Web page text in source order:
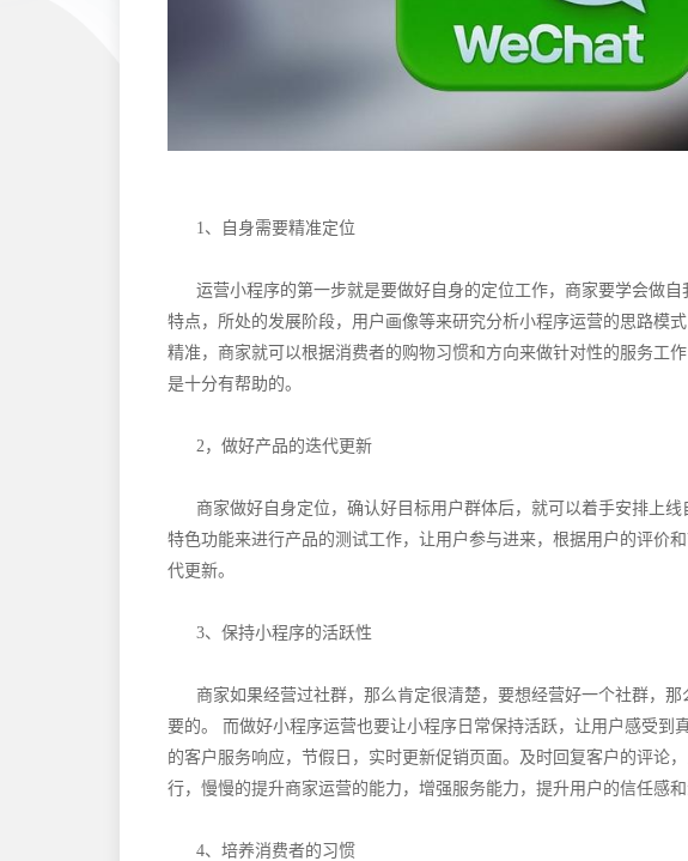
1、自身需要精准定位
运营小程序的第一步就是要做好自身的定位工作，商家要学会做
特点，所处的发展阶段，用户画像等来研究分析小程序运营的思路模
精准，商家就可以根据消费者的购物习惯和方向来做针对性的服务工
是十分有帮助的。
2，做好产品的迭代更新
商家做好自身定位，确认好目标用户群体后，就可以着手安排上
特色功能来进行产品的测试工作，让用户参与进来，根据用户的评价
代更新。
3、保持小程序的活跃性
商家如果经营过社群，那么肯定很清楚，要想经营好一个社群，
要的。
而做好小程序运营也要让小程序日常保持活跃，让用户感受到
的客户服务响应，节假日，实时更新促销页面。及时回复客户的评论
行，慢慢的提升商家运营的能力，增强服务能力，提升用户的信任感和
4、培养消费者的习惯